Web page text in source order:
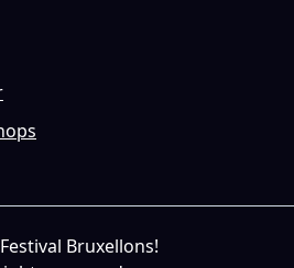
Bruxellons!